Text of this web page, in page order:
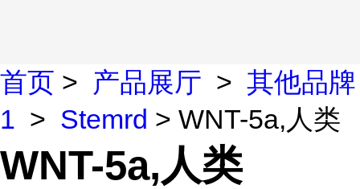
首页 > 产品展厅 > 其他品牌
1 > Stemrd > WNT-5a,人类
WNT-5a,人类